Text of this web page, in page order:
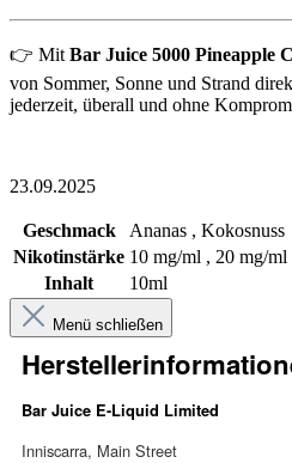
👉 Mit Bar Juice 5000 Pineapple
von Sommer, Sonne und Strand
jederzeit, überall und ohne
23.09.2025
Geschmack
Ananas , Kokosnuss
Nikotinstärke 10 mg/ml , 20 mg/ml
Inhalt
10ml
Menü schließen
Bar Juice E-Liquid Limited
Inniscarra, Main Street